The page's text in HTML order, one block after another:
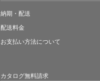
カタログ無料請求
納期・配送
配送料金
お支払い方法について